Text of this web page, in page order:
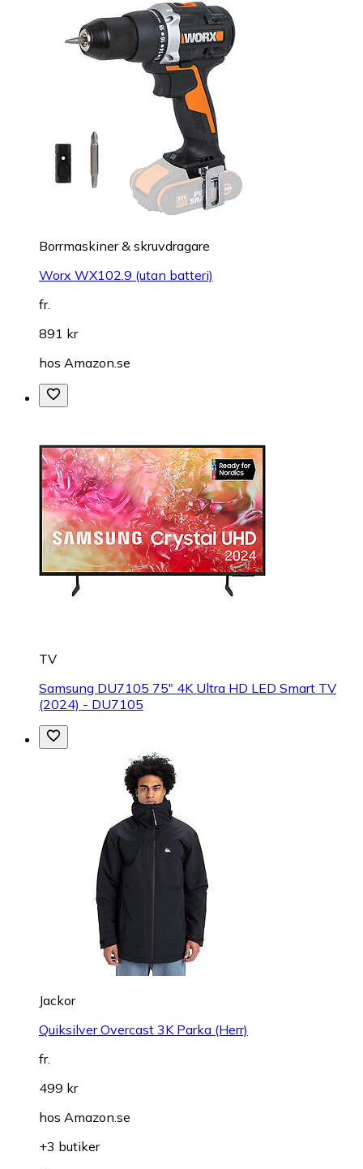
Borrmaskiner & skruvdragare
Worx WX102.9 (utan batteri)
fr.
891 kr
hos Amazon.se
TV
Samsung DU7105 75" 4K Ultra HD LED Smart TV
(2024) - DU7105
Jackor
Quiksilver Overcast 3K Parka (Herr)
fr.
499 kr
hos Amazon.se
+3 butiker